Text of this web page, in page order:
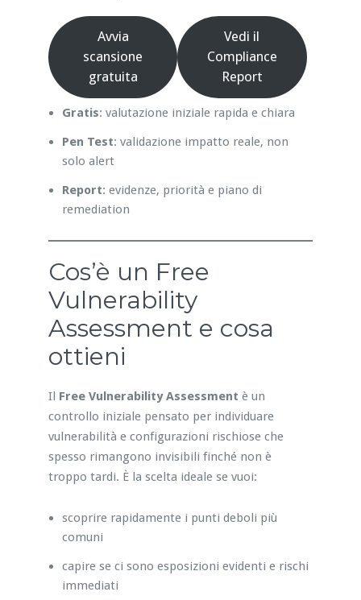
Avvia
scansione
gratuita
Vedi il
Compliance
Report
Gratis: valutazione iniziale rapida e chiara
Pen Test: validazione impatto reale, non
solo alert
Report: evidenze, priorità e piano di
remediation
Cos’è un Free
Vulnerability
Assessment e cosa
ottieni
Il Free Vulnerability Assessment è un
controllo iniziale pensato per individuare
vulnerabilità e configurazioni rischiose che
spesso rimangono invisibili finché non è
troppo tardi. È la scelta ideale se vuoi:
scoprire rapidamente i punti deboli più
comuni
capire se ci sono esposizioni evidenti e rischi
immediati